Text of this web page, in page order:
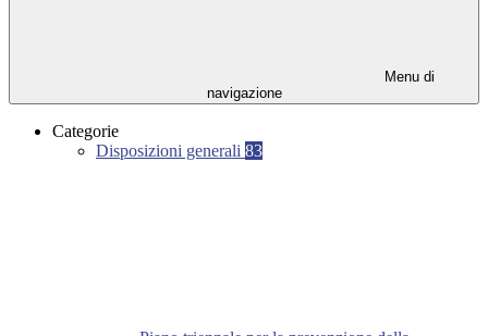
Menu di
navigazione
Categorie
Disposizioni generali 83